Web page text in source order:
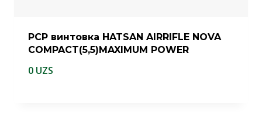
PCP винтовка HATSAN AIRRIFLE NOVA
COMPACT(5,5)MAXIMUM POWER
0 UZS